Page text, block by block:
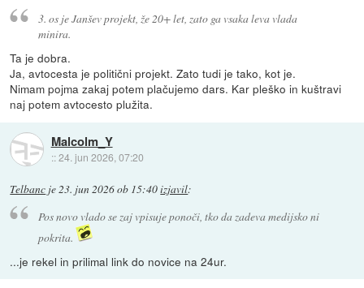
3. os je Janšev projekt, že 20+ let, zato ga vsaka leva vlada
minira.
Ta je dobra.
Ja, avtocesta je politični projekt. Zato tudi je tako, kot je.
Nimam pojma zakaj potem plačujemo dars. Kar pleško in kuštravi
naj potem avtocesto plužita.
Malcolm_Y
::24. jun 2026, 07:20
Telbanc je23. jun 2026 ob 15:40izjavil:
Pos novo vlado se zaj vpisuje ponoči, tko da zadeva medijsko ni
pokrita.
...je rekel in prilimal link do novice na 24ur.